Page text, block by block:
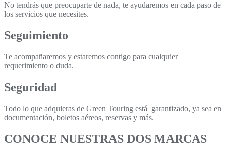
No tendrás que preocuparte de nada, te ayudaremos en cada paso de
los servicios que necesites.
Seguimiento
Te acompañaremos y estaremos contigo para cualquier
requerimiento o duda.
Seguridad
Todo lo que adquieras de Green Touring está garantizado, ya sea en
documentación, boletos aéreos, reservas y más.
CONOCE NUESTRAS DOS MARCAS